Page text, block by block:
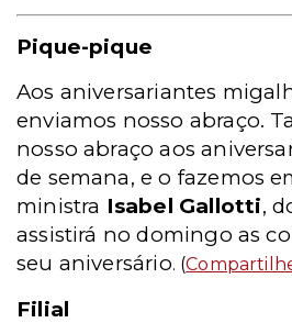
Pique-pique
Aos aniversariantes
enviamos nosso abraço.
nosso abraço aos
de semana, e o fazemos
ministra Isabel Gallotti,
assistirá no domingo as
seu aniversário. (
Filial